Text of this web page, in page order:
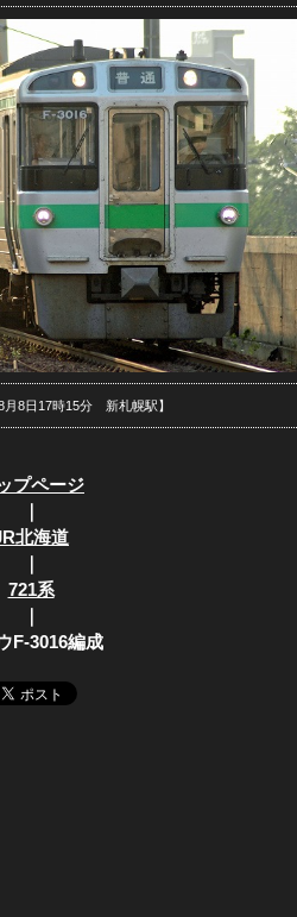
月8日17時15分 新札幌駅】
プページ
｜
北海道
｜
721系
｜
F-3016編成